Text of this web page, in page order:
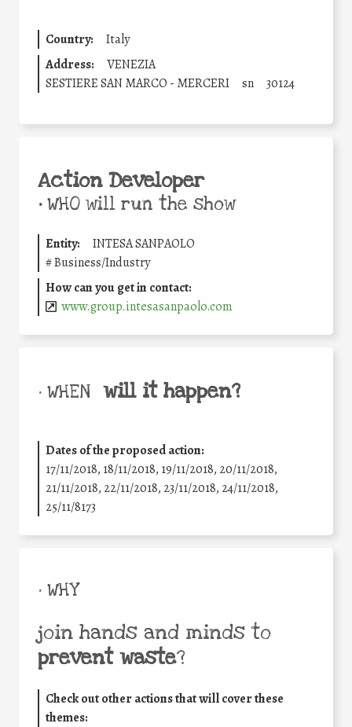
Country:
Italy
Address:
VENEZIA
SESTIERE SAN MARCO - MERCERI
sn 30124
Action Developer
•WHO will run the show
Entity:
INTESA SANPAOLO
#Business/Industry
How can you get in contact:
www.group.intesasanpaolo.com
• WHEN will it happen?
Dates of the proposed action:
17/11/2018, 18/11/2018, 19/11/2018, 20/11/2018,
21/11/2018, 22/11/2018, 23/11/2018, 24/11/2018,
25/11/8173
• WHY
join hands and minds to
prevent waste?
Check out other actions that will cover these
themes: